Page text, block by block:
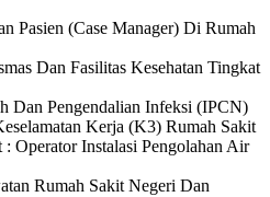
Pasien (Case Manager) Di Rumah
Dan Fasilitas Kesehatan Tingkat
Dan Pengendalian Infeksi (IPCN)
Kerja (K3) Rumah Sakit
Operator Instalasi Pengolahan Air
Rumah Sakit Negeri Dan